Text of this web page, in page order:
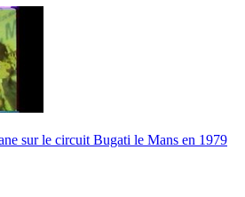
sur le circuit Bugati le Mans en 1979